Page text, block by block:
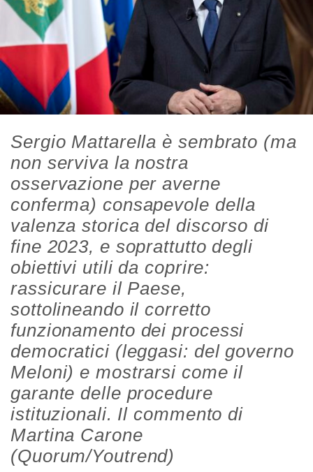
Sergio Mattarella è sembrato (ma
non serviva la nostra
osservazione per averne
conferma) consapevole della
valenza storica del discorso di
fine 2023, e soprattutto degli
obiettivi utili da coprire:
rassicurare il Paese,
sottolineando il corretto
funzionamento dei processi
democratici (leggasi: del governo
Meloni) e mostrarsi come il
garante delle procedure
istituzionali. Il commento di
Martina Carone
(Quorum/Youtrend)